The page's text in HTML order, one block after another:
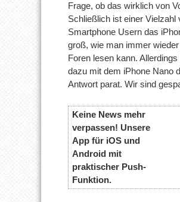
Frage, ob das wirklich von
Schließlich ist einer Vielzahl
Smartphone Usern das
groß, wie man immer
Foren lesen kann. Allerdings
dazu mit dem iPhone Nano
Antwort parat. Wir sind
Keine News mehr
verpassen! Unsere
App für iOS und
Android mit
praktischer Push-
Funktion.